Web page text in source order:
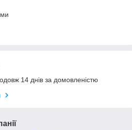
14 днів за домовленістю